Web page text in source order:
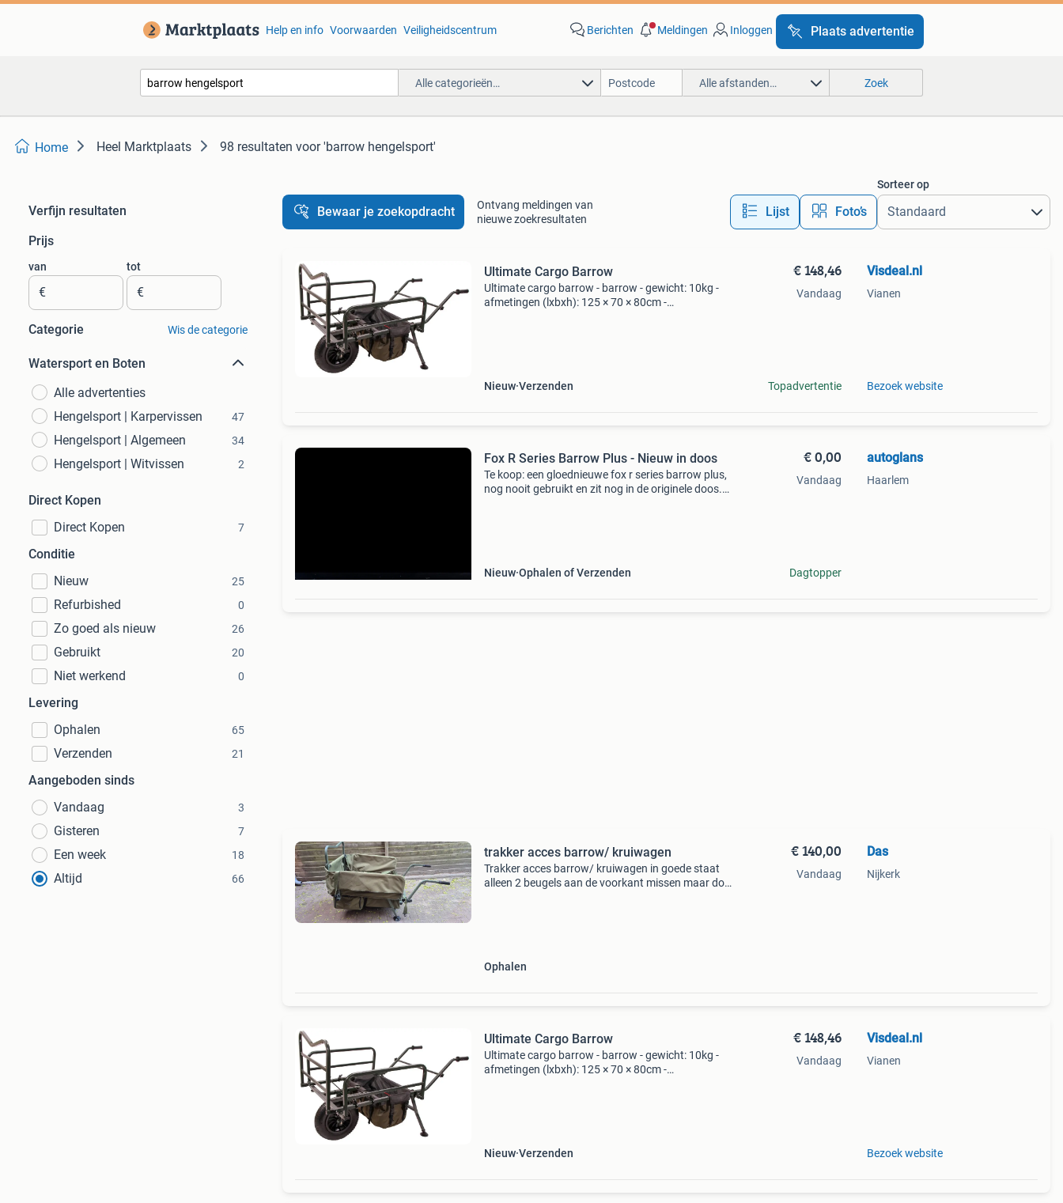
Help en info Voorwaarden Veiligheidscentrum Berichten Meldingen Inloggen Plaats advertentie
Alle categorieën… Alle afstanden… Zoek
Home Heel Marktplaats 98 resultaten voor 'barrow hengelsport'
Verfijn resultaten
Prijs
van
€
tot
€
Categorie Wis de categorie
Watersport en Boten
Alle advertenties
Hengelsport | Karpervissen
47
Hengelsport | Algemeen 34
Hengelsport | Witvissen 2
Direct Kopen
Direct Kopen
7
Conditie
Nieuw
25
Refurbished 0
Zo goed als nieuw 26
Gebruikt 20
Niet werkend 0
Levering
Ophalen
65
Verzenden 21
Aangeboden sinds
Vandaag
3
Gisteren 7
Een week 18
Altijd 66
Bewaar je zoekopdracht
Ontvang meldingen van
nieuwe zoekresultaten
Lijst Foto’s
Sorteer op
Ultimate Cargo Barrow
Ultimate cargo barrow - barrow - gewicht: 10kg -
afmetingen (lxbxh): 125 × 70 × 80cm -
Nieuw Verzenden
€ 148,46
Vandaag
Topadvertentie
Visdeal.nl
Vianen
Bezoek website
Fox R Series Barrow Plus - Nieuw in doos
Te koop: een gloednieuwe fox r series barrow plus,
nog nooit gebruikt en zit nog in de originele doos.
Nieuw Ophalen of Verzenden
€ 0,00
Vandaag
Dagtopper
autoglans
Haarlem
trakker acces barrow/ kruiwagen
Trakker acces barrow/ kruiwagen in goede staat
alleen 2 beugels aan de voorkant missen maar doet
Ophalen
€ 140,00
Vandaag
Das
Nijkerk
Ultimate Cargo Barrow
Ultimate cargo barrow - barrow - gewicht: 10kg -
afmetingen (lxbxh): 125 × 70 × 80cm -
Nieuw Verzenden
€ 148,46
Vandaag
Visdeal.nl
Vianen
Bezoek website